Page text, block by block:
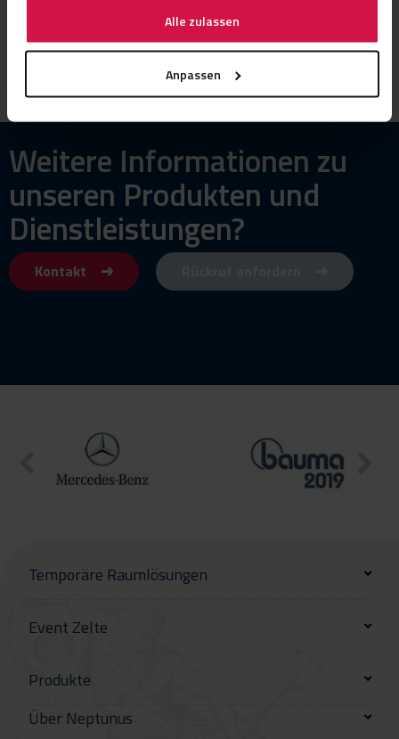
Alle zulassen
Anpassen
Weitere Informationen zu
unseren Produkten und
Dienstleistungen?
Kontakt
Temporäre Raumlösungen
Event Zelte
Produkte
Über Neptunus